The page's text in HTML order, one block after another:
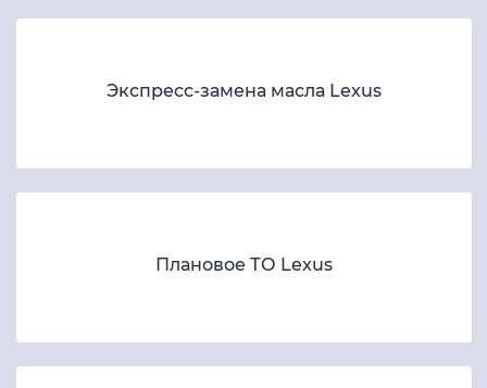
Экспресс-замена масла Lexus
Плановое ТО Lexus